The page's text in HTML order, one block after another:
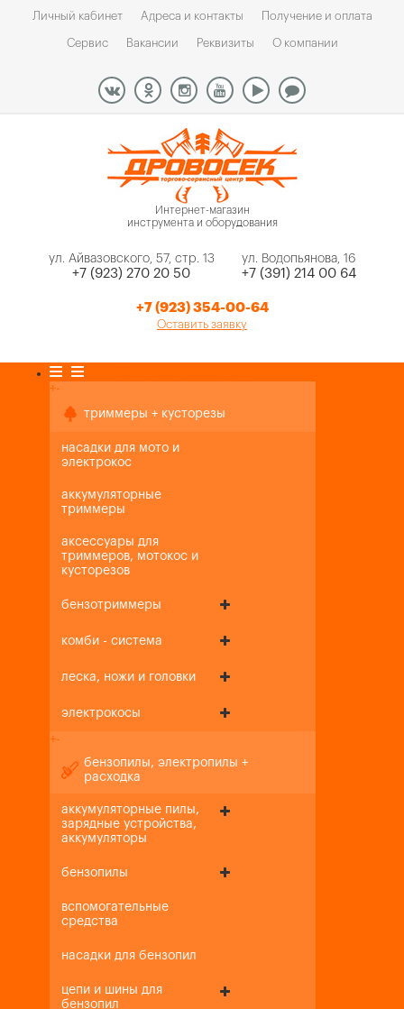
Личный кабинет Адреса и контакты Получение и оплата
Сервис Вакансии Реквизиты О компании
Интернет-магазин
инструмента и оборудования
ул. Айвазовского, 57, стр. 13
+7 (923) 270 20 50
ул. Водопьянова, 16
+7 (391) 214 00 64
+7 (923) 354-00-64
Оставить заявку
+-
триммеры + кусторезы
насадки для мото и
электрокос
аккумуляторные
триммеры
аксессуары для
триммеров, мотокос и
кусторезов
бензотриммеры
комби - система
леска, ножи и головки
электрокосы
+-
бензопилы, электропилы +
расходка
аккумуляторные пилы,
зарядные устройства,
аккумуляторы
бензопилы
вспомогательные
средства
насадки для бензопил
цепи и шины для
бензопил